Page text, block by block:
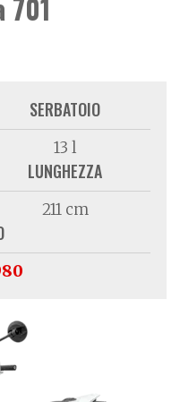
701
SERBATOIO
13 l
LUNGHEZZA
211 cm